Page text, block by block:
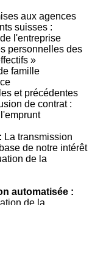
aux agences
suisses :
l'entreprise
personnelles des
»
famille
et précédentes
de contrat :
La transmission
de notre intérêt
de la
automatisée :
de la